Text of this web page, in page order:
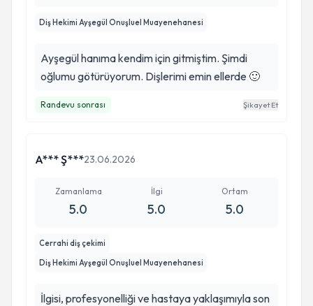
Diş Hekimi Ayşegül Onuşluel Muayenehanesi
Ayşegül hanıma kendim için gitmiştim. Şimdi
oğlumu götürüyorum. Dişlerimi emin ellerde 🙂
Randevu sonrası Şikayet Et
A*** Ş***23.06.2026
Zamanlama
5.0
İlgi
5.0
Ortam
5.0
Cerrahi diş çekimi
Diş Hekimi Ayşegül Onuşluel Muayenehanesi
İlgisi, profesyonelliği ve hastaya yaklaşımıyla son